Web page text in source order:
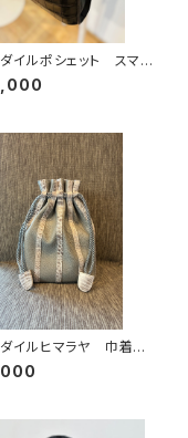
イルポシェット スマホ
ト 軽量バッグ
イルヒマラヤ 巾着バッ
アンシュリンクレザー